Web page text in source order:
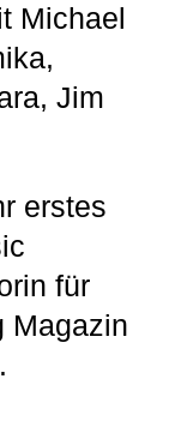
Michael
Jim
erstes
für
Magazin